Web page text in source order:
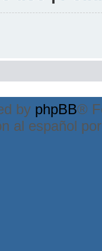
by phpBB®
al español